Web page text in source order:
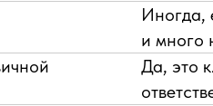
Иногда,
и много
Да, это